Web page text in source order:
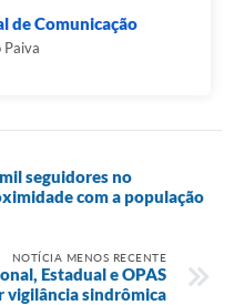
de Comunicação
Paiva
seguidores no
com a população
NOTÍCIA MENOS RECENTE
Estadual e OPAS
vigilância sindrômica